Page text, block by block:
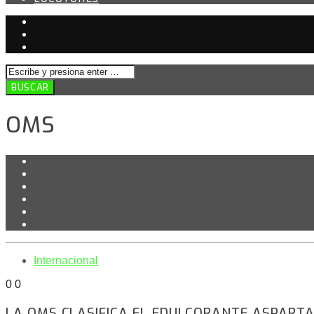
OMS
Internacional
0 0